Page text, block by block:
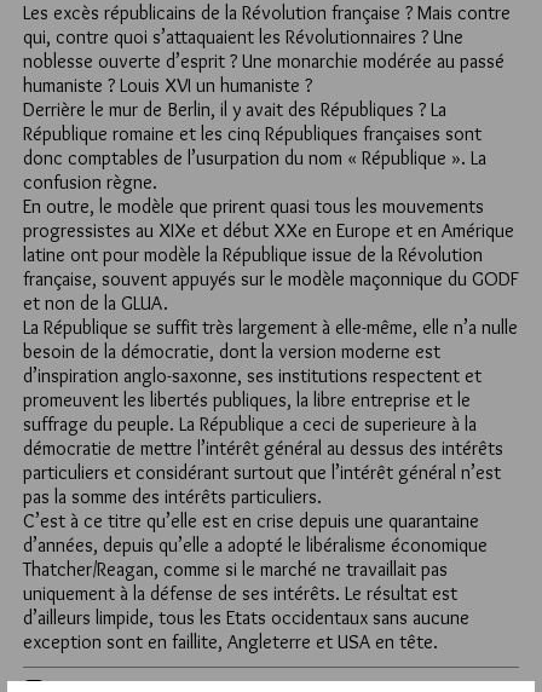
Les excès républicains de la Révolution française ? Mais contre
qui, contre quoi s’attaquaient les Révolutionnaires ? Une
noblesse ouverte d’esprit ? Une monarchie modérée au passé
humaniste ? Louis XVI un humaniste ?
Derrière le mur de Berlin, il y avait des Républiques ? La
République romaine et les cinq Républiques françaises sont
donc comptables de l’usurpation du nom « République ». La
confusion règne.
En outre, le modèle que prirent quasi tous les mouvements
progressistes au XIXe et début XXe en Europe et en Amérique
latine ont pour modèle la République issue de la Révolution
française, souvent appuyés sur le modèle maçonnique du GODF
et non de la GLUA.
La République se suffit très largement à elle-même, elle n’a nulle
besoin de la démocratie, dont la version moderne est
d’inspiration anglo-saxonne, ses institutions respectent et
promeuvent les libertés publiques, la libre entreprise et le
suffrage du peuple. La République a ceci de superieure à la
démocratie de mettre l’intérêt général au dessus des intérêts
particuliers et considérant surtout que l’intérêt général n’est
pas la somme des intérêts particuliers.
C’est à ce titre qu’elle est en crise depuis une quarantaine
d’années, depuis qu’elle a adopté le libéralisme économique
Thatcher/Reagan, comme si le marché ne travaillait pas
uniquement à la défense de ses intérêts. Le résultat est
d’ailleurs limpide, tous les Etats occidentaux sans aucune
exception sont en faillite, Angleterre et USA en tête.